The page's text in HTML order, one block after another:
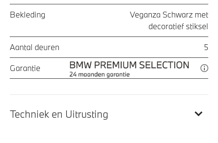
Bekleding
Veganza Schwarz met
decoratief stiksel
Aantal deuren 5
Garantie
Techniek en Uitrusting